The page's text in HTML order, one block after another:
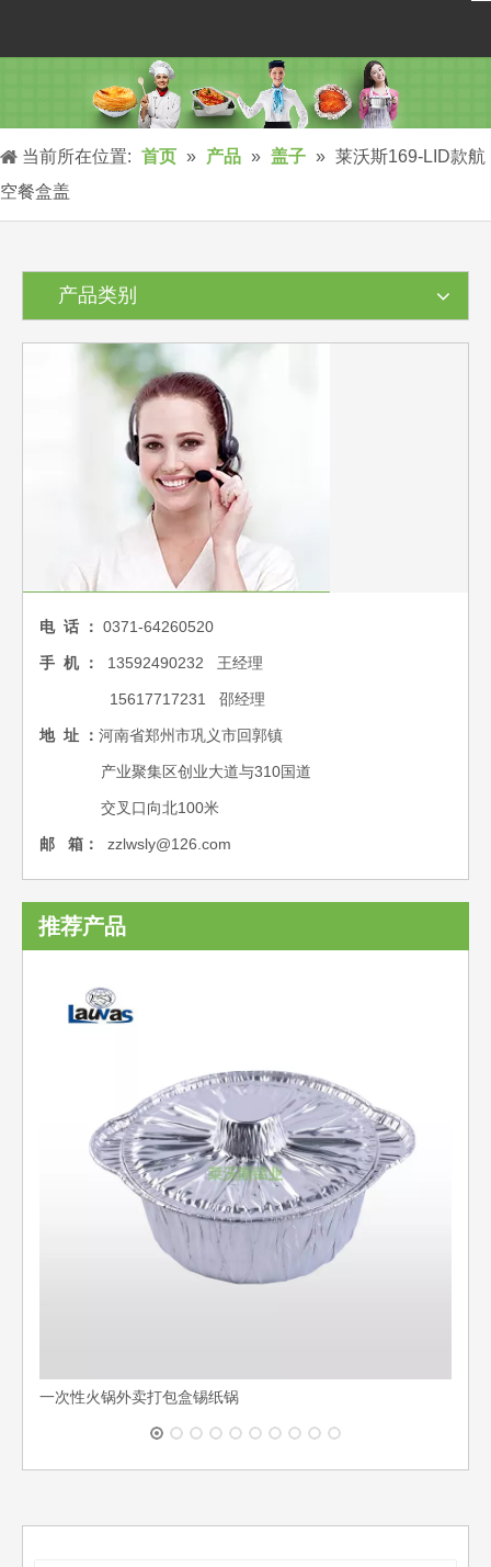
当前所在位置: 首页 » 产品 » 盖子 » 莱沃斯169-LID款航
空餐盒盖
产品类别
电 话 ： 0371-64260520
手 机 ： 13592490232 王经理
15617717231 邵经理
地 址 ： 河南省郑州市巩义市回郭镇
产业聚集区创业大道与310国道
交叉口向北100米
邮 箱： zzlwsly@126.com
推荐产品
一次性火锅外卖打包盒锡纸锅